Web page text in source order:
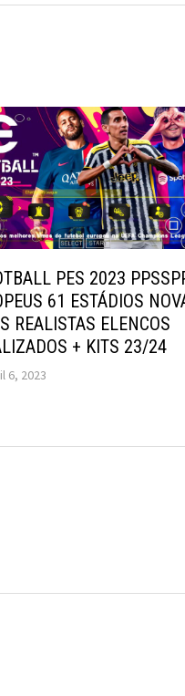
PES 2023
61 ESTÁDIOS
REALISTAS ELENCOS
+ KITS 23/24
6, 2023